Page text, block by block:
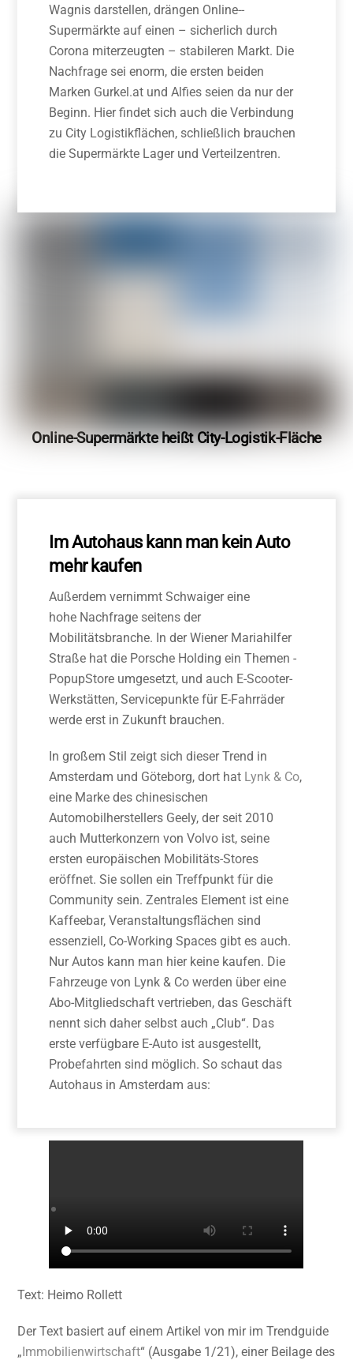
Wagnis darstellen, drängen Online-­
Supermärkte auf einen – sicherlich durch
Corona miterzeugten – stabi­leren Markt. Die
Nachfrage sei enorm, die ersten beiden
Marken Gurkel.at und Alfies seien da nur der
Beginn. Hier findet sich auch die Verbindung
zu City­ Logistikflächen, schließlich brauchen
die Supermärkte Lager und Verteilzentren.
Online-Supermärkte heißt City-Logistik-Fläche
Im Autohaus kann man kein Auto
mehr kaufen
Außerdem vernimmt Schwaiger eine
hohe Nachfrage seitens der
Mobilitätsbranche. In der Wiener Mariahilfer
Straße hat die Porsche Holding ein Themen ­
Pop­up­Store umgesetzt, und auch E­-Scooter­-
Werkstät­ten, Servicepunkte für E­-Fahrräder
werde erst in Zukunft brauchen.
In großem Stil zeigt sich dieser Trend in
Amsterdam und Göteborg, dort hat Lynk & Co,
eine Marke des chinesischen
Automobilherstellers Geely, der seit 2010
auch Mutterkonzern von Volvo ist, seine
ersten europäischen Mobilitäts­-Stores
eröffnet. Sie sollen ein Treffpunkt für die
Community sein. Zentrales Element ist eine
Kaffeebar, Veranstaltungsflächen sind
essenziell, Co-­Working Spaces gibt es auch.
Nur Autos kann man hier keine kaufen. Die
Fahrzeuge von Lynk & Co werden über eine
Abo­-Mitgliedschaft vertrieben, das Geschäft
nennt sich daher selbst auch „Club“. Das
erste verfüg­bare E­-Auto ist ausgestellt,
Probefahrten sind möglich. So schaut das
Autohaus in Amsterdam aus:
Text: Heimo Rollett
Der Text basiert auf einem Artikel von mir im Trendguide
„ Immobilienwirtschaft“ (Ausgabe 1/21), einer Beilage des